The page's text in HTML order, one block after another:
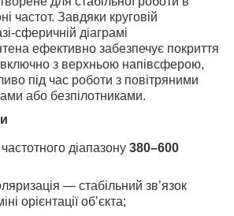
частот. Завдяки круговій
сферичній діаграмі
ефективно забезпечує покриття
включно з верхньою напівсферою,
під час роботи з повітряними
або безпілотниками.
діапазону 380–600
— стабільний зв’язок
орієнтації об’єкта;